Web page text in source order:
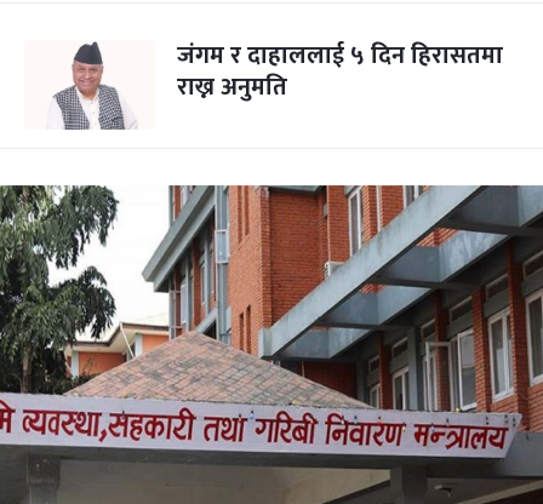
जंगम र दाहाललाई ५ दिन हिरासतमा
राख्न अनुमति